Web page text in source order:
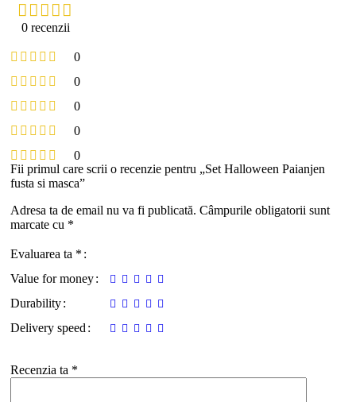
0 recenzii
0
0
0
0
0
Fii primul care scrii o recenzie pentru „Set Halloween Paianjen
fusta si masca”
Adresa ta de email nu va fi publicată. Câmpurile obligatorii sunt
marcate cu *
Evaluarea ta *
Value for money
Durability
Delivery speed
Recenzia ta *